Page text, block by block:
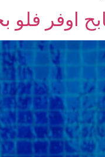
اوفر فلو